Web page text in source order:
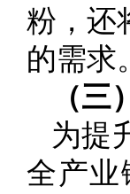
粉，还
的需求。
（
为提
全产业